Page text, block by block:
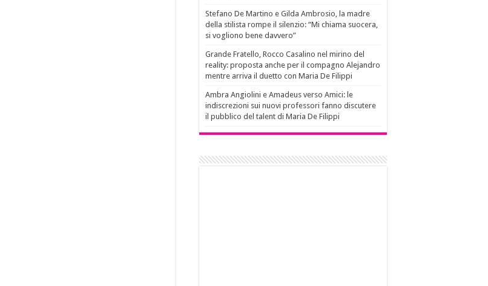
Stefano De Martino e Gilda Ambrosio, la madre
della stilista rompe il silenzio: “Mi chiama suocera,
si vogliono bene davvero”
Grande Fratello, Rocco Casalino nel mirino del
reality: proposta anche per il compagno Alejandro
mentre arriva il duetto con Maria De Filippi
Ambra Angiolini e Amadeus verso Amici: le
indiscrezioni sui nuovi professori fanno discutere
il pubblico del talent di Maria De Filippi